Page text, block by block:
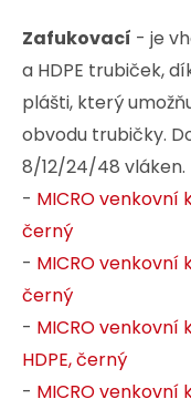
Zafukovací - je
a HDPE trubiček,
plášti, který
obvodu trubičky.
8/12/24/48 vláken.
- MICRO venkovní
černý
- MICRO venkovní
černý
- MICRO venkovní
HDPE, černý
- MICRO venkovní